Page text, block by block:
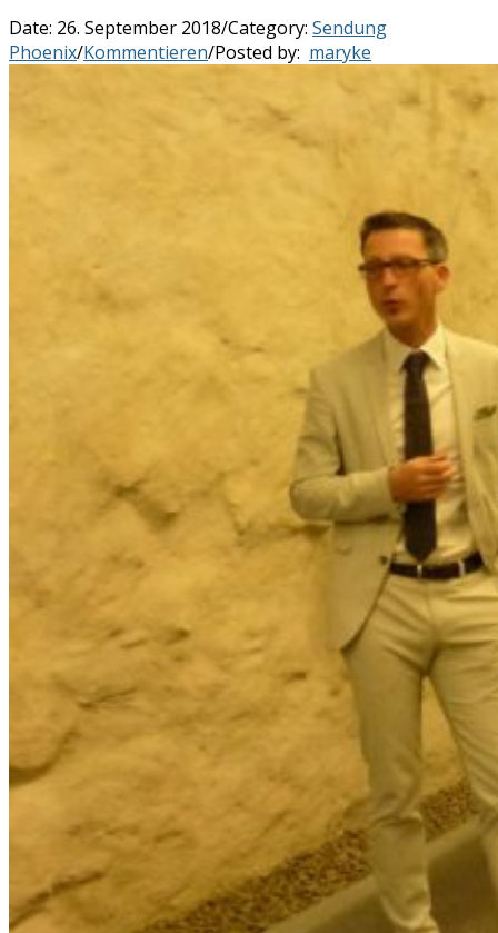
Date: 26. September 2018/Category: Sendung
Phoenix/Kommentieren/Posted by: maryke